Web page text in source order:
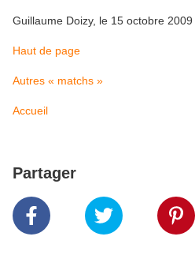
Guillaume Doizy, le 15 octobre 2009
Haut de page
Autres « matchs »
Accueil
Partager